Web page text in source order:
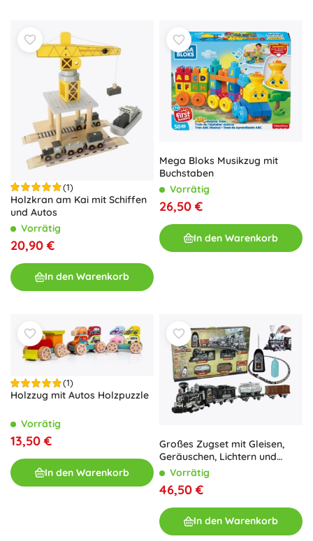
(1)
Holzkran am Kai mit Schiffen
und Autos
Vorrätig
20,90 €
In den Warenkorb
Mega Bloks Musikzug mit
Buchstaben
Vorrätig
26,50 €
In den Warenkorb
(1)
Holzzug mit Autos Holzpuzzle
Vorrätig
13,50 €
In den Warenkorb
Großes Zugset mit Gleisen,
Geräuschen, Lichtern und
Rauch mit Fernbedienung
Vorrätig
46,50 €
In den Warenkorb